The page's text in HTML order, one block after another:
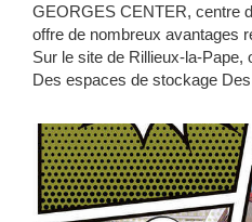
GEORGES CENTER, centre
offre de nombreux avantages
Sur le site de Rillieux-la-Pape,
Des espaces de stockage